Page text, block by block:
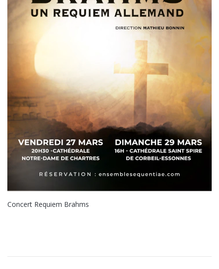
Concert Requiem Brahms